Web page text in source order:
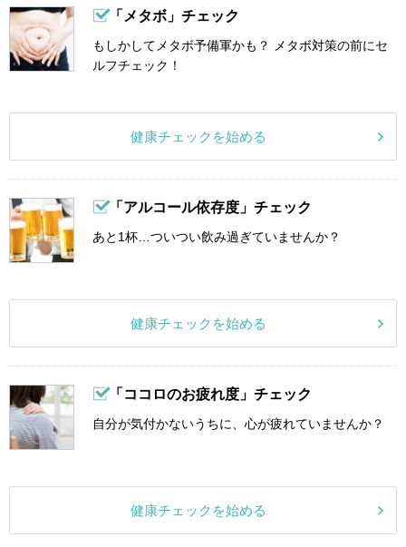
「メタボ」チェック
もしかしてメタボ予備軍かも？ メタボ対策の前にセ
ルフチェック！
健康チェックを始める
「アルコール依存度」チェック
あと1杯…ついつい飲み過ぎていませんか？
健康チェックを始める
「ココロのお疲れ度」チェック
自分が気付かないうちに、心が疲れていませんか？
健康チェックを始める